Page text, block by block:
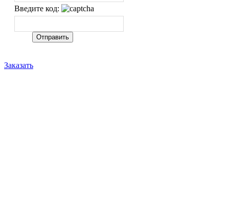
Введите код:
Заказать